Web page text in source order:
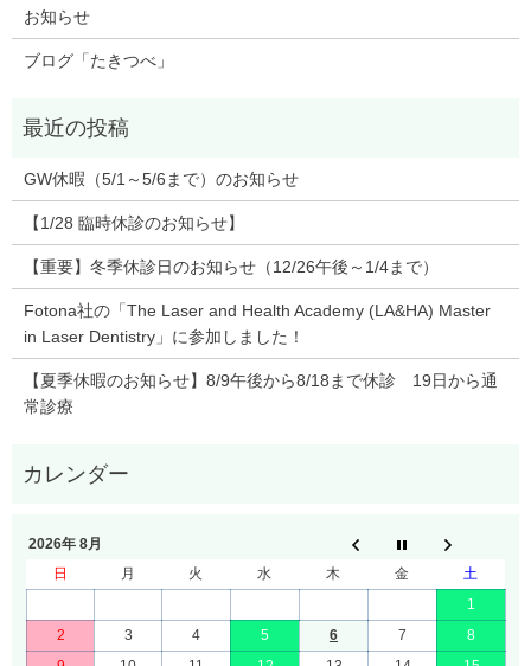
お知らせ
ブログ「たきつべ」
GW休暇（5/1～5/6まで）のお知らせ
【1/28 臨時休診のお知らせ】
【重要】冬季休診日のお知らせ（12/26午後～1/4まで）
Fotona社の「The Laser and Health Academy (LA&HA) Master
in Laser Dentistry」に参加しました！
【夏季休暇のお知らせ】8/9午後から8/18まで休診 19日から通
常診療
2026年 8月
日
月 火 水 木 金
土
1
2
3 4 5 6 7
8